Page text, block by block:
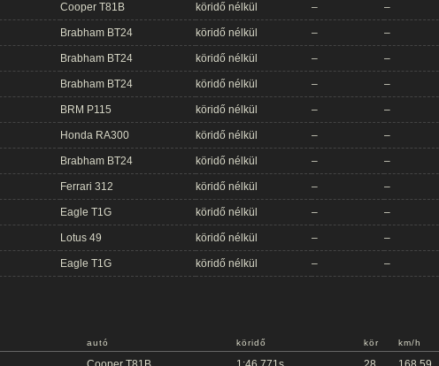
Cooper T81B köridő nélkül – –
Brabham BT24 köridő nélkül – –
Brabham BT24 köridő nélkül – –
Brabham BT24 köridő nélkül – –
BRM P115 köridő nélkül – –
Honda RA300 köridő nélkül – –
Brabham BT24 köridő nélkül – –
Ferrari 312 köridő nélkül – –
Eagle T1G köridő nélkül – –
Lotus 49 köridő nélkül – –
Eagle T1G köridő nélkül – –
autó köridő kör km/h